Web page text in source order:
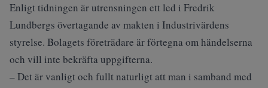
Enligt tidningen är utrensningen ett led i Fredrik
Lundbergs övertagande av makten i Industrivärdens
styrelse. Bolagets företrädare är förtegna om händelserna
och vill inte bekräfta uppgifterna.
– Det är vanligt och fullt naturligt att man i samband med